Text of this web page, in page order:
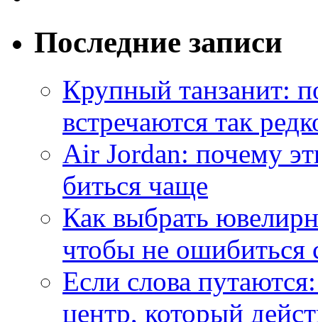
Последние записи
Крупный танзанит:
встречаются так
Air Jordan: почему
биться чаще
Как выбрать
чтобы не ошибиться
Если слова
центр, который